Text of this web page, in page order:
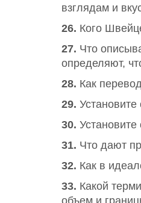
взглядам и
26. Кого
27. Что
определяют,
28. Как
29.
30.
31. Что дают
32. Как в
33. Какой
объем и